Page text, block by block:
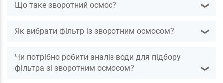
Що таке зворотний осмос? ❯
Як вибрати фільтр із зворотним осмосом? ❯
Чи потрібно робити аналіз води для підбору
фільтра зі зворотним осмосом?
❯